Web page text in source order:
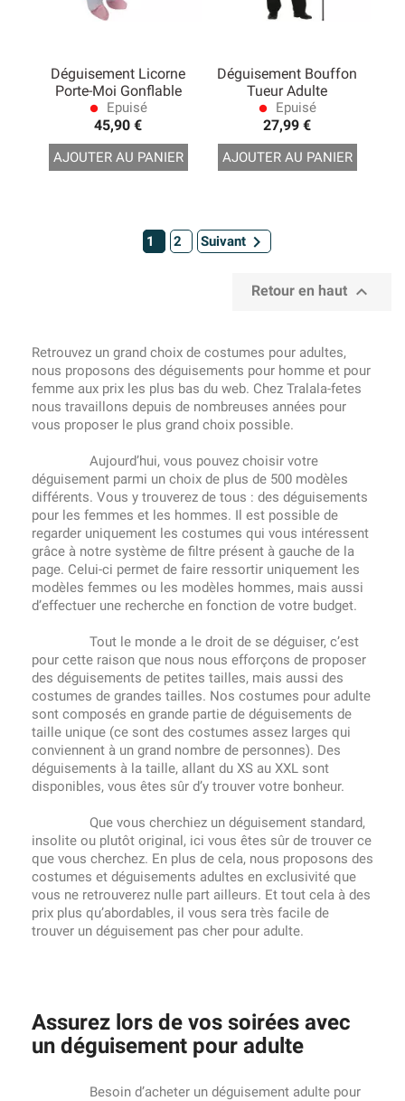
Déguisement Licorne
Porte-Moi Gonflable
lens Epuisé
45,90 €
AJOUTER AU PANIER
Déguisement Bouffon
Tueur Adulte
lens Epuisé
27,99 €
AJOUTER AU PANIER
1 2 Suivant 
Retour en haut 
Retrouvez un grand choix de costumes pour adultes,
nous proposons des déguisements pour homme et pour
femme aux prix les plus bas du web. Chez Tralala-fetes
nous travaillons depuis de nombreuses années pour
vous proposer le plus grand choix possible.
Aujourd’hui, vous pouvez choisir votre
déguisement parmi un choix de plus de 500 modèles
différents. Vous y trouverez de tous : des déguisements
pour les femmes et les hommes. Il est possible de
regarder uniquement les costumes qui vous intéressent
grâce à notre système de filtre présent à gauche de la
page. Celui-ci permet de faire ressortir uniquement les
modèles femmes ou les modèles hommes, mais aussi
d’effectuer une recherche en fonction de votre budget.
Tout le monde a le droit de se déguiser, c’est
pour cette raison que nous nous efforçons de proposer
des déguisements de petites tailles, mais aussi des
costumes de grandes tailles. Nos costumes pour adulte
sont composés en grande partie de déguisements de
taille unique (ce sont des costumes assez larges qui
conviennent à un grand nombre de personnes). Des
déguisements à la taille, allant du XS au XXL sont
disponibles, vous êtes sûr d’y trouver votre bonheur.
Que vous cherchiez un déguisement standard,
insolite ou plutôt original, ici vous êtes sûr de trouver ce
que vous cherchez. En plus de cela, nous proposons des
costumes et déguisements adultes en exclusivité que
vous ne retrouverez nulle part ailleurs. Et tout cela à des
prix plus qu’abordables, il vous sera très facile de
trouver un déguisement pas cher pour adulte.
Assurez lors de vos soirées avec
un déguisement pour adulte
Besoin d’acheter un déguisement adulte pour